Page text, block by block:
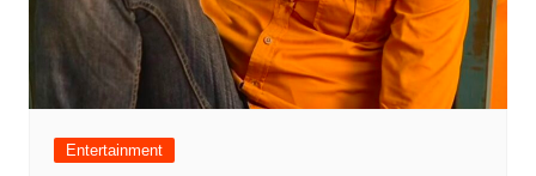
Entertainment